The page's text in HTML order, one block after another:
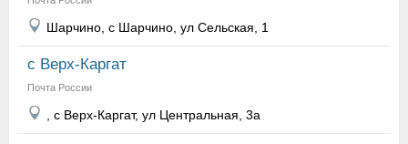
Шарчино, с Шарчино, ул Сельская, 1
с Верх-Каргат
Почта России
, с Верх-Каргат, ул Центральная, 3а